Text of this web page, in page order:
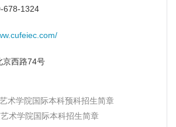
678-1324
京西路74号
术学院国际本科预科招生简章
术学院国际本科招生简章